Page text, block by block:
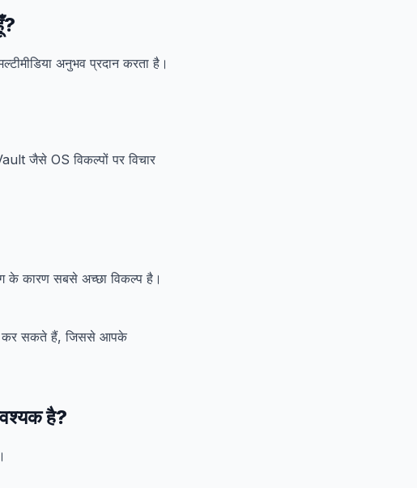
अनुभव प्रदान करता है।
जैसे OS विकल्पों पर विचार
के कारण सबसे अच्छा विकल्प है।
कर सकते हैं, जिससे आपके
है?